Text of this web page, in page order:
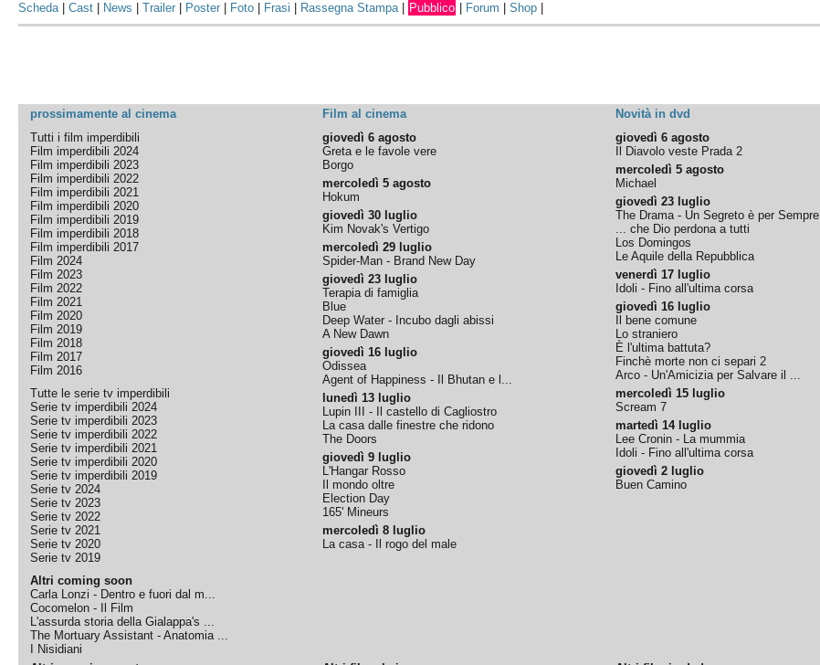
Scheda|Cast News |Trailer Poster Foto Frasi Rassegna Stampa| Pubblico Forum |Shop
prossimamente al cinema Film al cinema Novità in dvd
Tutti i film imperdibili
Film imperdibili 2024
Film imperdibili 2023
Film imperdibili 2022
Film imperdibili 2021
Film imperdibili 2020
Film imperdibili 2019
Film imperdibili 2018
Film imperdibili 2017
Film 2024
Film 2023
Film 2022
Film 2021
Film 2020
Film 2019
Film 2018
Film 2017
Film 2016
Tutte le serie tv imperdibili
Serie tv imperdibili 2024
Serie tv imperdibili 2023
Serie tv imperdibili 2022
Serie tv imperdibili 2021
Serie tv imperdibili 2020
Serie tv imperdibili 2019
Serie tv 2024
Serie tv 2023
Serie tv 2022
Serie tv 2021
Serie tv 2020
Serie tv 2019
Altri coming soon
Carla Lonzi - Dentro e fuori dal m...
Cocomelon - Il Film
L'assurda storia della Gialappa's ...
The Mortuary Assistant - Anatomia ...
I Nisidiani
giovedì 6 agosto
Greta e le favole vere
Borgo
mercoledì 5 agosto
Hokum
giovedì 30 luglio
Kim Novak's Vertigo
mercoledì 29 luglio
Spider-Man - Brand New Day
giovedì 23 luglio
Terapia di famiglia
Blue
Deep Water - Incubo dagli abissi
A New Dawn
giovedì 16 luglio
Odissea
Agent of Happiness - Il Bhutan e l...
lunedì 13 luglio
Lupin III - Il castello di Cagliostro
La casa dalle finestre che ridono
The Doors
giovedì 9 luglio
L'Hangar Rosso
Il mondo oltre
Election Day
165' Mineurs
mercoledì 8 luglio
La casa - Il rogo del male
giovedì 6 agosto
Il Diavolo veste Prada 2
mercoledì 5 agosto
Michael
giovedì 23 luglio
The Drama - Un Segreto è per Sempre
... che Dio perdona a tutti
Los Domingos
Le Aquile della Repubblica
venerdì 17 luglio
Idoli - Fino all'ultima corsa
giovedì 16 luglio
Il bene comune
Lo straniero
È l'ultima battuta?
Finchè morte non ci separi 2
Arco - Un'Amicizia per Salvare il ...
mercoledì 15 luglio
Scream 7
martedì 14 luglio
Lee Cronin - La mummia
Idoli - Fino all'ultima corsa
giovedì 2 luglio
Buen Camino